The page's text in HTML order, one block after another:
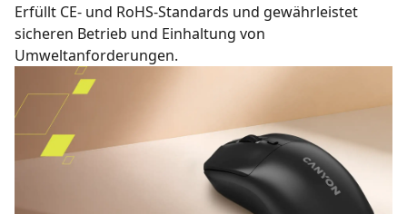
Erfüllt CE- und RoHS-Standards und gewährleistet
sicheren Betrieb und Einhaltung von
Umweltanforderungen.